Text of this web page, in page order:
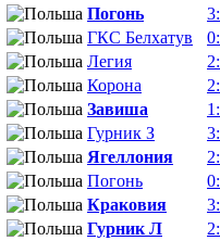
Погонь
ГКС Белхатув
Легия
Корона
Завиша
Гурник З
Ягеллония
Погонь
Краковия
Гурник Л